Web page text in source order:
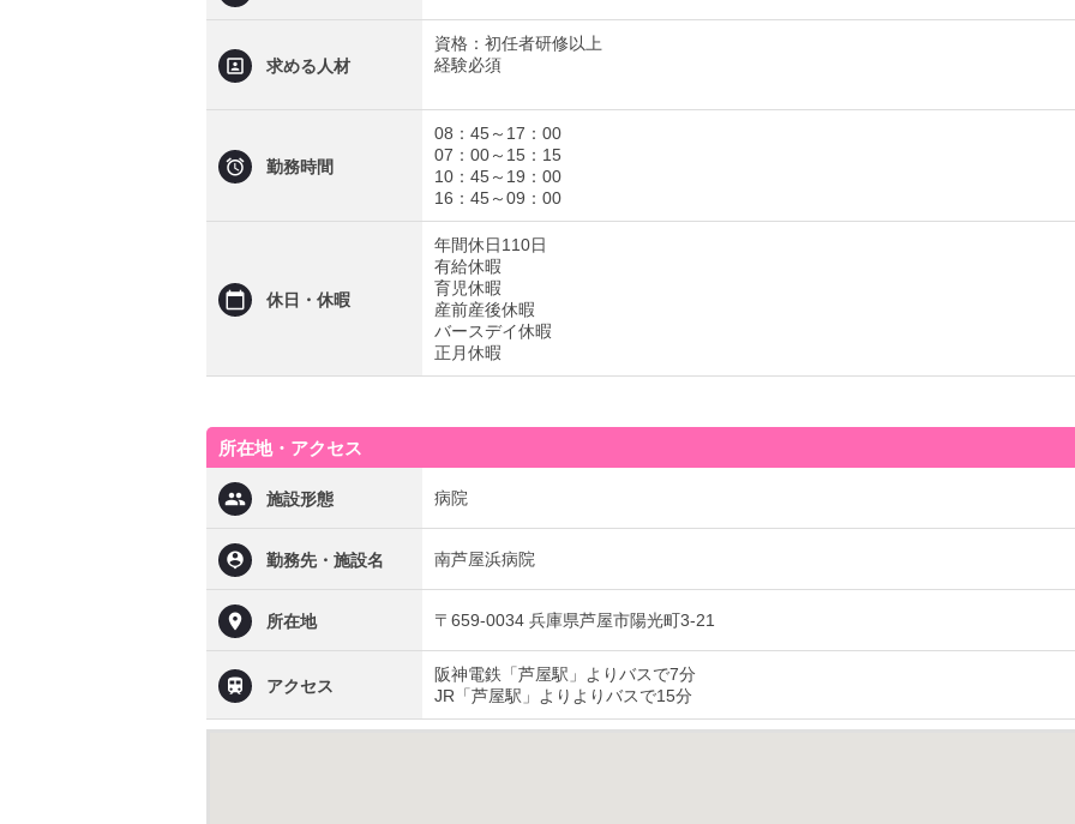
求める人材
資格：初任者研修以上
経験必須
勤務時間
08：45～17：00
07：00～15：15
10：45～19：00
16：45～09：00
休日・休暇
年間休日110日
有給休暇
育児休暇
産前産後休暇
バースデイ休暇
正月休暇
所在地・アクセス
施設形態 病院
勤務先・施設名 南芦屋浜病院
所在地 〒659-0034 兵庫県芦屋市陽光町3-21
アクセス
阪神電鉄「芦屋駅」よりバスで7分
JR「芦屋駅」よりよりバスで15分